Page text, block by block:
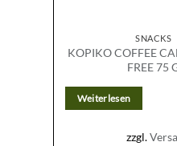
SNACKS
KOPIKO COFFEE
FREE 75
Weiterlesen
zzgl.